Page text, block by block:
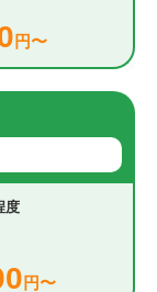
円〜
度
円〜